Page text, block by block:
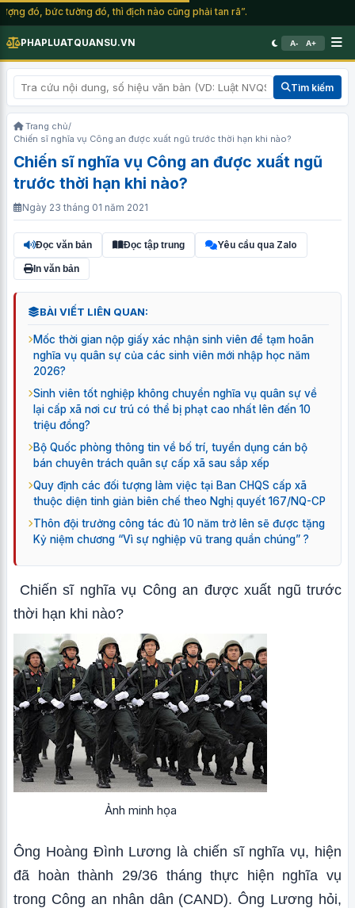
đó, bức tường đó, thì địch nào cũng phải tan rã”.
PHAPLUATQUANSU.VN A- A+
Tìm kiếm
Trang chủ/
Chiến sĩ nghĩa vụ Công an được xuất ngũ trước thời hạn khi nào?
Chiến sĩ nghĩa vụ Công an được xuất ngũ
trước thời hạn khi nào?
Ngày 23 tháng 01 năm 2021
Đọc văn bản Đọc tập trung Yêu cầu qua Zalo
In văn bản
BÀI VIẾT LIÊN QUAN:
Mốc thời gian nộp giấy xác nhận sinh viên để tạm hoãn
nghĩa vụ quân sự của các sinh viên mới nhập học năm
2026?
Sinh viên tốt nghiệp không chuyển nghĩa vụ quân sự về
lại cấp xã nơi cư trú có thể bị phạt cao nhất lên đến 10
triệu đồng?
Bộ Quốc phòng thông tin về bố trí, tuyển dụng cán bộ
bán chuyên trách quân sự cấp xã sau sắp xếp
Quy định các đối tượng làm việc tại Ban CHQS cấp xã
thuộc diện tinh giản biên chế theo Nghị quyết 167/NQ-CP
Thôn đội trưởng công tác đủ 10 năm trở lên sẽ được tặng
Kỷ niệm chương “Vì sự nghiệp vũ trang quần chúng” ?
Chiến sĩ nghĩa vụ Công an được xuất ngũ trước
thời hạn khi nào?
Ảnh minh họa
Ông Hoàng Đình Lương là chiến sĩ nghĩa vụ, hiện
đã hoàn thành 29/36 tháng thực hiện nghĩa vụ
trong Công an nhân dân (CAND). Ông Lương hỏi,